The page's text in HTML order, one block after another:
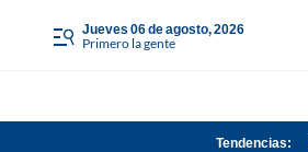
jueves 06 de agosto, 2026
Primero la gente
Tendencias: